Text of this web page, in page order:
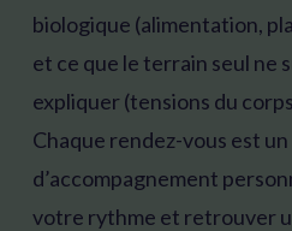
biologique (alimentation,
et ce que le terrain seul ne
expliquer (tensions du
Chaque rendez-vous est
d’accompagnement
votre rythme et retrouver